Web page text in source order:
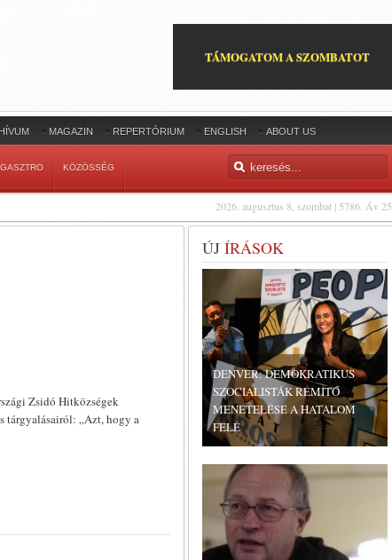
TÁMOGATOM A SZOMBATOT
MAGAZIN REPERTÓRIUM ENGLISH ABOUT US
GASZTRO KÖZÖSSÉG
2026. augusztus 8, szombat | 5786. Áv 25
Zsidó Hitközségek
tárgyalásairól: „Azt, hogy a
ÚJ ÍRÁSOK
DENVER: DEMOKRATIKUS
SZOCIALISTÁK RÉMÍTŐ
MENETELÉSE A HATALOM
FELÉ